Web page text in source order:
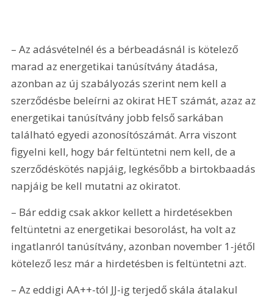
– Az adásvételnél és a bérbeadásnál is kötelező
marad az energetikai tanúsítvány átadása,
azonban az új szabályozás szerint nem kell a
szerződésbe beleírni az okirat HET számát, azaz az
energetikai tanúsítvány jobb felső sarkában
található egyedi azonosítószámát. Arra viszont
figyelni kell, hogy bár feltüntetni nem kell, de a
szerződéskötés napjáig, legkésőbb a birtokbaadás
napjáig be kell mutatni az okiratot.
– Bár eddig csak akkor kellett a hirdetésekben
feltüntetni az energetikai besorolást, ha volt az
ingatlanról tanúsítvány, azonban november 1-jétől
kötelező lesz már a hirdetésben is feltüntetni azt.
– Az eddigi AA++-tól JJ-ig terjedő skála átalakul